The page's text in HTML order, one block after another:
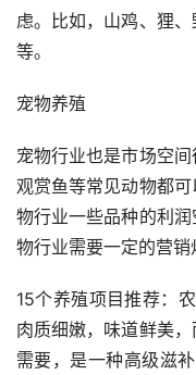
虑。比如，山鸡、狸
等。
宠物养殖
宠物行业也是市场空间
观赏鱼等常见动物都
物行业一些品种的利
物行业需要一定的营销
15个养殖项目推荐：
肉质细嫩，味道鲜美
需要，是一种高级滋